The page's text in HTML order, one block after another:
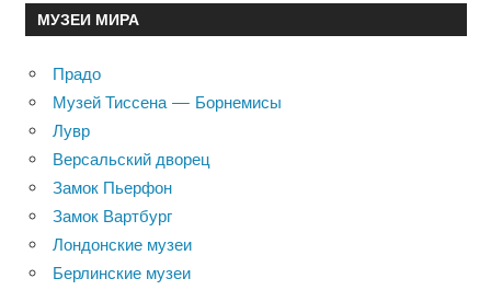
МУЗЕИ МИРА
Прадо
Музей Тиссена — Борнемисы
Лувр
Версальский дворец
Замок Пьерфон
Замок Вартбург
Лондонские музеи
Берлинские музеи